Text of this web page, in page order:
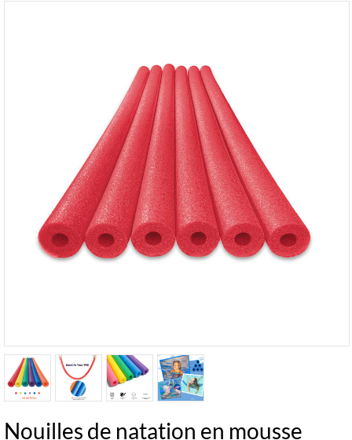
Nouilles de natation en mousse